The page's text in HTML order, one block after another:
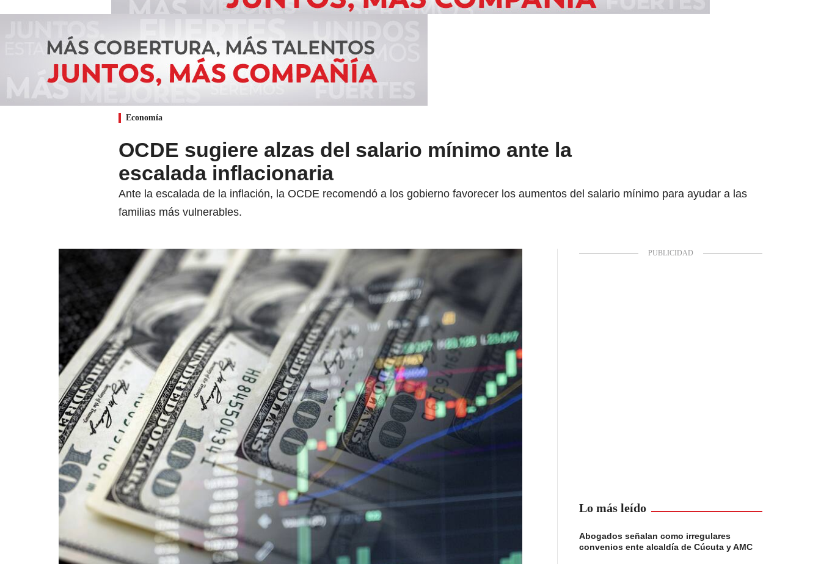
Economía
OCDE sugiere alzas del salario mínimo ante la
escalada inflacionaria
Ante la escalada de la inflación, la OCDE recomendó a los gobierno favorecer los aumentos del salario mínimo para ayudar a las
familias más vulnerables.
Lo más leído
Abogados señalan como irregulares
convenios ente alcaldía de Cúcuta y AMC